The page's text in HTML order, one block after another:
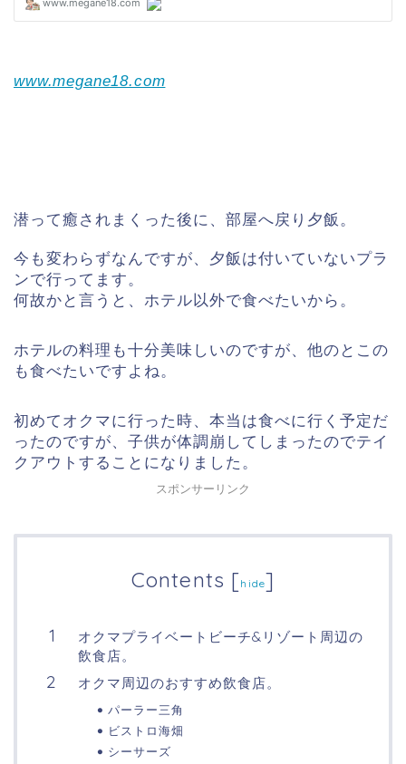
www.megane18.com
潜って癒されまくった後に、部屋へ戻り夕飯。
今も変わらずなんですが、夕飯は付いていないプラ
ンで行ってます。
何故かと言うと、ホテル以外で食べたいから。
ホテルの料理も十分美味しいのですが、他のとこの
も食べたいですよね。
初めてオクマに行った時、本当は食べに行く予定だ
ったのですが、子供が体調崩してしまったのでテイ
クアウトすることになりました。
スポンサーリンク
Contents [hide]
オクマプライベートビーチ&リゾート周辺の
飲食店。
オクマ周辺のおすすめ飲食店。
パーラー三角
ビストロ海畑
シーサーズ